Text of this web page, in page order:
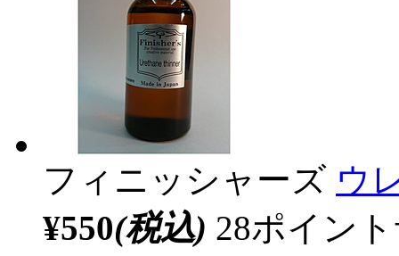
フィニッシャーズ ウ
¥550(税込) 28ポイン